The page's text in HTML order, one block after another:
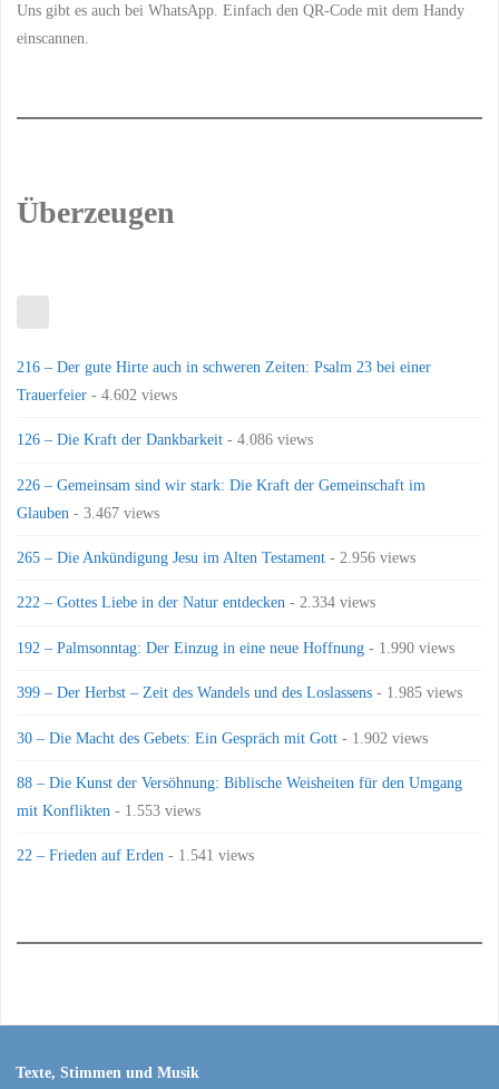
Uns gibt es auch bei WhatsApp. Einfach den QR-Code mit dem Handy
einscannen.
Überzeugen
216 – Der gute Hirte auch in schweren Zeiten: Psalm 23 bei einer
Trauerfeier - 4.602 views
126 – Die Kraft der Dankbarkeit - 4.086 views
226 – Gemeinsam sind wir stark: Die Kraft der Gemeinschaft im
Glauben - 3.467 views
265 – Die Ankündigung Jesu im Alten Testament - 2.956 views
222 – Gottes Liebe in der Natur entdecken - 2.334 views
192 – Palmsonntag: Der Einzug in eine neue Hoffnung - 1.990 views
399 – Der Herbst – Zeit des Wandels und des Loslassens - 1.985 views
30 – Die Macht des Gebets: Ein Gespräch mit Gott - 1.902 views
88 – Die Kunst der Versöhnung: Biblische Weisheiten für den Umgang
mit Konflikten - 1.553 views
22 – Frieden auf Erden - 1.541 views
Texte, Stimmen und Musik